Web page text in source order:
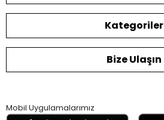
Kategoriler
Bize Ulaşın
Mobil Uygulamalarımız